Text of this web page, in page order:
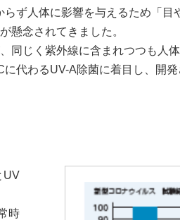
らず人体に影響を与えるため「目
懸念されてきました。
同じく紫外線に含まれつつも人
に代わるUV-A除菌に着目し、開
UV
時